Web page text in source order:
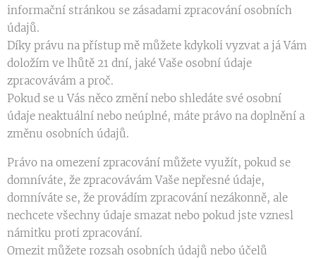
informační stránkou se zásadami zpracování osobních
údajů.
Díky právu na přístup mě můžete kdykoli vyzvat a já Vám
doložím ve lhůtě 21 dní, jaké Vaše osobní údaje
zpracovávám a proč.
Pokud se u Vás něco změní nebo shledáte své osobní
údaje neaktuální nebo neúplné, máte právo na doplnění a
změnu osobních údajů.
Právo na omezení zpracování můžete využít, pokud se
domníváte, že zpracovávám Vaše nepřesné údaje,
domníváte se, že provádím zpracování nezákonně, ale
nechcete všechny údaje smazat nebo pokud jste vznesl
námitku proti zpracování.
Omezit můžete rozsah osobních údajů nebo účelů